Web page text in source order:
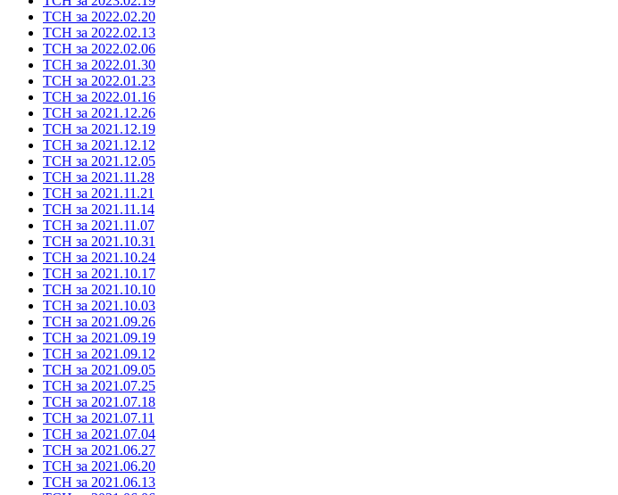
ТСН за 2022.02.20
ТСН за 2022.02.13
ТСН за 2022.02.06
ТСН за 2022.01.30
ТСН за 2022.01.23
ТСН за 2022.01.16
ТСН за 2021.12.26
ТСН за 2021.12.19
ТСН за 2021.12.12
ТСН за 2021.12.05
ТСН за 2021.11.28
ТСН за 2021.11.21
ТСН за 2021.11.14
ТСН за 2021.11.07
ТСН за 2021.10.31
ТСН за 2021.10.24
ТСН за 2021.10.17
ТСН за 2021.10.10
ТСН за 2021.10.03
ТСН за 2021.09.26
ТСН за 2021.09.19
ТСН за 2021.09.12
ТСН за 2021.09.05
ТСН за 2021.07.25
ТСН за 2021.07.18
ТСН за 2021.07.11
ТСН за 2021.07.04
ТСН за 2021.06.27
ТСН за 2021.06.20
ТСН за 2021.06.13